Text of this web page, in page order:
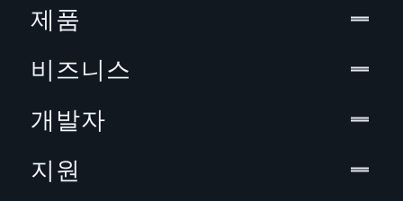
제품
비즈니스
개발자
지원